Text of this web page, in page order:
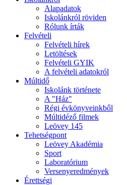
Alapadatok
Iskolánkról röviden
Rólunk írták
Felvételi
Felvételi hírek
Letöltések
Felvételi GYIK
A felvételi adatokról
Múltidő
Iskolánk története
A "Ház"
Régi évkönyveinkből
Múltidéző filmek
Leövey 145
Tehetségpont
Leövey Akadémia
Sport
Laboratórium
Versenyeredmények
Érettségi